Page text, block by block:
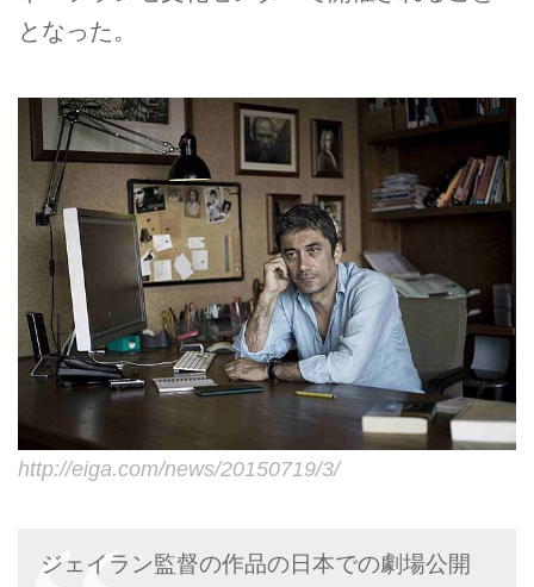
となった。
http://eiga.com/news/20150719/3/
ジェイラン監督の作品の日本での劇場公開